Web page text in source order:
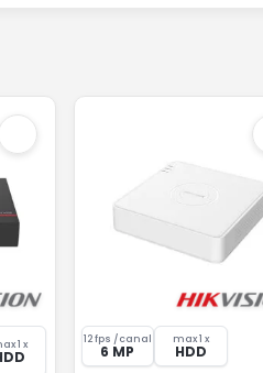
1 x 12 fps /canal
6 MP
max 1 x
HDD